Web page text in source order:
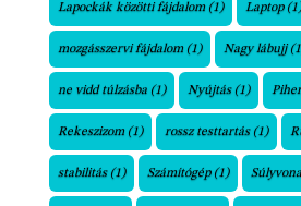
Lapockák közötti fájdalom(1) Laptop(1)
mozgásszervi fájdalom(1) Nagy lábujj
ne vidd túlzásba(1) Nyújtás(1)
Rekeszizom(1) rossz testtartás(1)
stabilitás(1) Számítógép(1)